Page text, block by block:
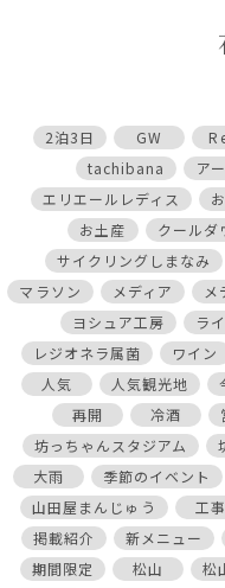
2泊3日 GW
tachibana
ア
エリエールレディス
お土産
クールダ
サイクリングしまなみ
マラソン
メディア メ
ヨシュア工房
ラ
レジオネラ属菌
ワイン
人気
人気観光地
再開
冷酒
坊っちゃんスタジアム
大雨
季節のイベント
山田屋まんじゅう
工事
掲載紹介
新メニュー
期間限定
松山 松